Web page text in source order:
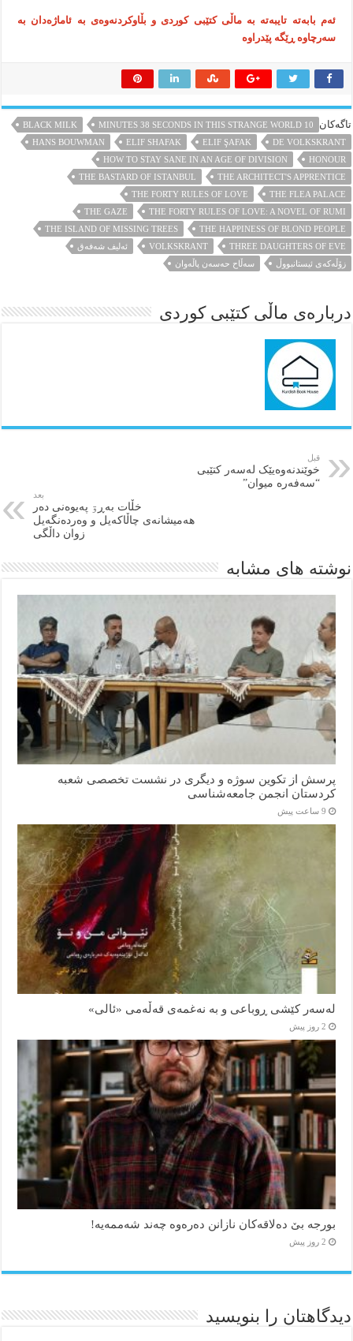
ئەم بابەتە تایبەتە بە ماڵی کتێبی کوردی و بڵاوکردنەوەی بە ئاماژەدان بە
سەرچاوە ڕێگە پێدراوە
تاگەکان 10 MINUTES 38 SECONDS IN THIS STRANGE WORLD
BLACK MILK
DE VOLKSKRANT
ELIF ŞAFAK
ELIF SHAFAK
HANS BOUWMAN
HONOUR
HOW TO STAY SANE IN AN AGE OF DIVISION
THE ARCHITECT'S APPRENTICE
THE BASTARD OF ISTANBUL
THE FLEA PALACE
THE FORTY RULES OF LOVE
THE FORTY RULES OF LOVE: A NOVEL OF RUMI
THE GAZE
THE HAPPINESS OF BLOND PEOPLE
THE ISLAND OF MISSING TREES
THREE DAUGHTERS OF EVE
VOLKSKRANT
ئەلیف شەفەق
زۆڵەکەی ئیستانبووڵ
سەڵاح حەسەن پاڵەوان
درباره‌ی ماڵی کتێبی کوردی
قبل
خوێندنەوەیێک لەسەر کتێبی
“سەفەرە میوان”
بعد
خڵات بەڕۊ پەیوەنی دەر
هەمیشانەی چاڵاکەیل و وەردەنگەیل
زوان داڵگی
نوشته های مشابه
پرسش از تکوین سوژه و دیگری در نشست تخصصی شعبه
کردستان انجمن جامعه‌شناسی
9 ساعت پیش
لەسەر کێشی ڕوباعی و به نەغمەی قەڵەمی «ئالی»
2 روز پیش
بورجە بێ دەلاقەکان نازانن دەرەوە چەند شەممەیە!
2 روز پیش
دیدگاهتان را بنویسید